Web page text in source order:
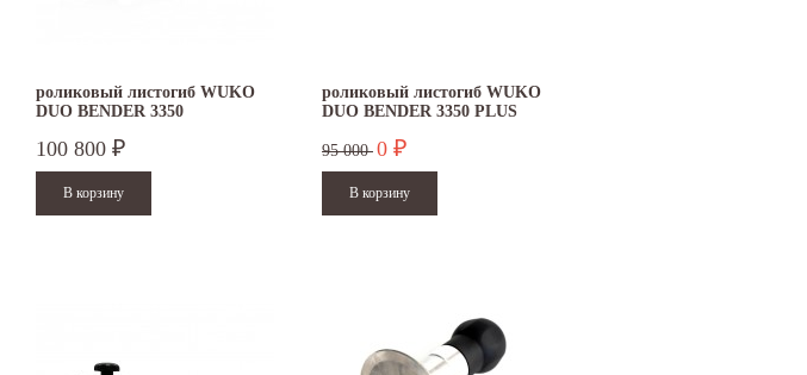
роликовый листогиб WUKO
DUO BENDER 3350
100 800 ₽
роликовый листогиб WUKO
DUO BENDER 3350 PLUS
95 000 0 ₽